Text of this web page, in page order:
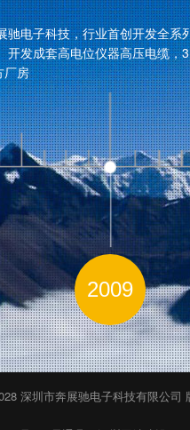
驰电子科技，行业首创开发全系
开发成套高电位仪器高压电缆，
厂房
2009
11
深圳市奔展驰电子科技有限公